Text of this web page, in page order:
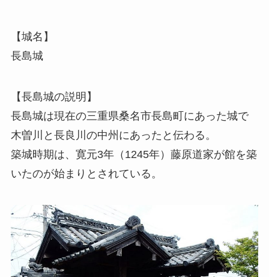
【城名】
長島城
【長島城の説明】
長島城は現在の三重県桑名市長島町にあった城で
木曽川と長良川の中州にあったと伝わる。
築城時期は、寛元3年（1245年）藤原道家が館を築
いたのが始まりとされている。